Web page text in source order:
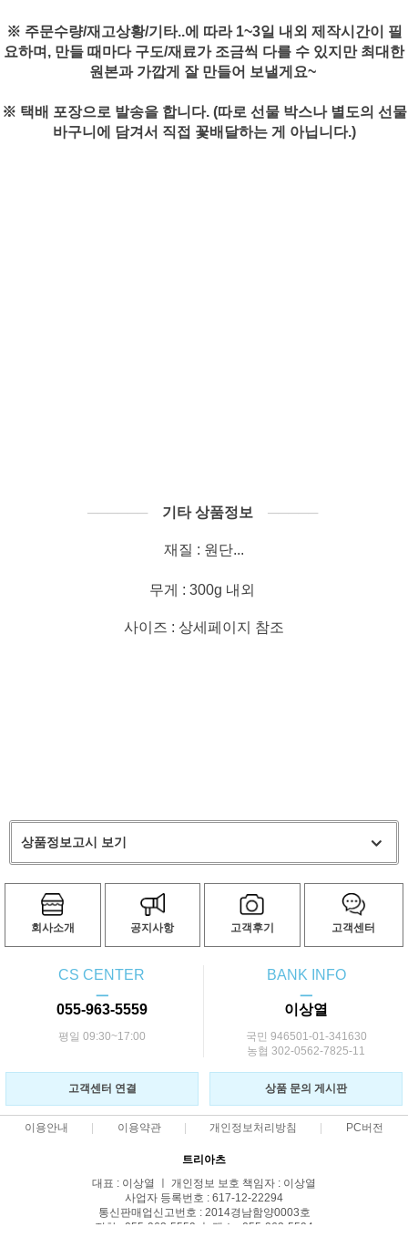
※ 주문수량/재고상황/기타..에 따라 1~3일 내외 제작시간이 필
요하며, 만들 때마다 구도/재료가 조금씩 다를 수 있지만 최대한
원본과 가깝게 잘 만들어 보낼게요~
※ 택배 포장으로 발송을 합니다. (따로 선물 박스나 별도의 선물
바구니에 담겨서 직접 꽃배달하는 게 아닙니다.)
────── 기타 상품정보 ─────
재질 : 원단...
무게 : 300g 내외
사이즈 : 상세페이지 참조
상품정보고시 보기
회사소개 공지사항 고객후기 고객센터
CS CENTER
ㅡ
055-963-5559
평일 09:30~17:00
BANK INFO
ㅡ
이상열
국민 946501-01-341630
농협 302-0562-7825-11
고객센터 연결 상품 문의 게시판
이용안내 이용약관 개인정보처리방침 PC버전
트리아츠
대표 : 이상열 ㅣ 개인정보 보호 책임자 : 이상열
사업자 등록번호 : 617-12-22294
통신판매업신고번호 : 2014경남함양0003호
전화 : 055-963-5559 ㅣ 팩스 : 055-963-5594